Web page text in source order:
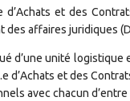
et des
affaires juridiques
d’une unité
d’Achats et des
avec chacun d’entre